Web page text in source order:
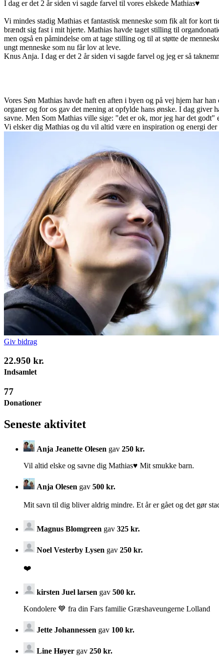
I dag er det 2 år siden vi sagde farvel til vores elskede Mathias♥️
Vi mindes stadig Mathias et fantastisk menneske som fik alt for kort
brændt sig fast i mit hjerte. Mathias havde taget stilling til
men også en påmindelse om at tage stilling og til at støtte de
ungt menneske som nu får lov at leve.
Knus Anja. I dag er det 2 år siden vi sagde farvel og jeg er så
Vores Søn Mathias havde haft en aften i byen og på vej hjem har
organer og for os gav det mening at opfylde hans ønske. I dag
savne. Men Som Mathias ville sige: "det er ok, mor jeg har det
Vi elsker dig Mathias og du vil altid være en inspiration og energi
Giv bidrag
22.950 kr.
Indsamlet
77
Donationer
Seneste aktivitet
Anja Jeanette Olesen gav 250 kr.
Vil altid elske og savne dig Mathias♥️ Mit smukke barn.
Anja Olesen gav 500 kr.
Mit savn til dig bliver aldrig mindre. Et år er gået og det gør
Magnus Blomgreen gav 325 kr.
Noel Vesterby Lysen gav 250 kr.
❤️
kirsten Juel larsen gav 500 kr.
Kondolere 💙 fra din Fars familie Græshaveungerne Lolland
Jette Johannessen gav 100 kr.
Line Høyer gav 250 kr.